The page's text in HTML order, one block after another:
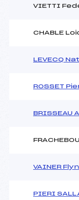
VIETTI
CHABLE
LEVECQ
ROSSET
BRISSEAU
VAINER
PIERI